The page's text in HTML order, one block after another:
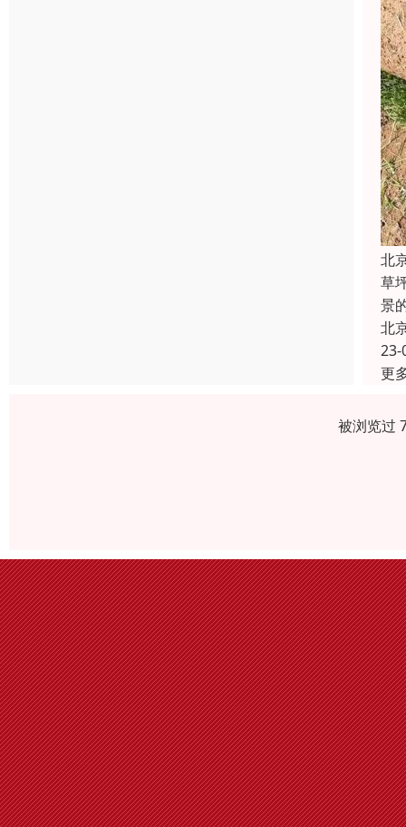
北
草
景
北
23-
更
被浏览过